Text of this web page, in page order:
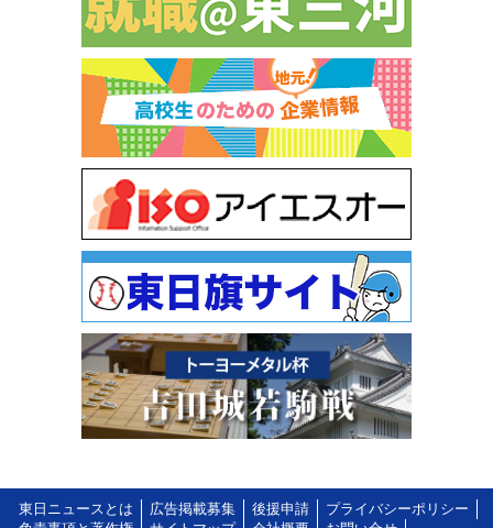
東日ニュースとは 広告掲載募集 後援申請
プライバシーポリシー